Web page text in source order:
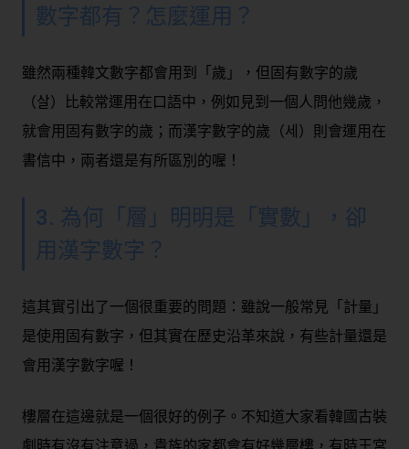
數字都有？怎麼運用？
雖然兩種韓文數字都會用到「歲」，但固有數字的歲
（살）比較常運用在口語中，例如見到一個人問他幾歲，
就會用固有數字的歲；而漢字數字的歲（세）則會運用在
書信中，兩者還是有所區別的喔！
3. 為何「層」明明是「實數」，卻
用漢字數字？
這其實引出了一個很重要的問題：雖說一般常見「計量」
是使用固有數字，但其實在歷史沿革來說，有些計量還是
會用漢字數字喔！
樓層在這邊就是一個很好的例子。不知道大家看韓國古裝